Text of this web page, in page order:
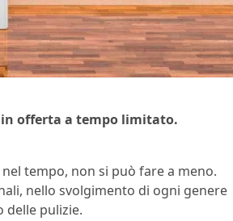
in offerta a tempo limitato.
tempo, non si può fare a meno.
nello svolgimento di ogni genere
delle pulizie.